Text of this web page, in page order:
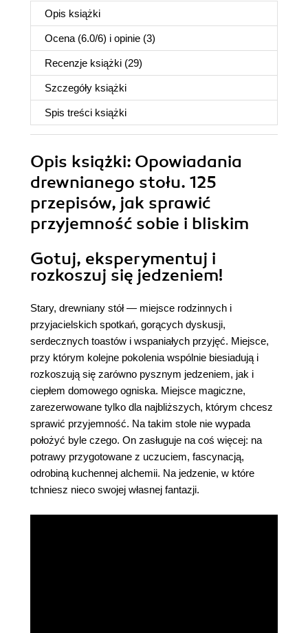
Opis książki
Ocena (6.0/6) i opinie (3)
Recenzje książki (29)
Szczegóły książki
Spis treści książki
Opis książki: Opowiadania
drewnianego stołu. 125
przepisów, jak sprawić
przyjemność sobie i bliskim
Gotuj, eksperymentuj i
rozkoszuj się jedzeniem!
Stary, drewniany stół — miejsce rodzinnych i
przyjacielskich spotkań, gorących dyskusji,
serdecznych toastów i wspaniałych przyjęć. Miejsce,
przy którym kolejne pokolenia wspólnie biesiadują i
rozkoszują się zarówno pysznym jedzeniem, jak i
ciepłem domowego ogniska. Miejsce magiczne,
zarezerwowane tylko dla najbliższych, którym chcesz
sprawić przyjemność. Na takim stole nie wypada
położyć byle czego. On zasługuje na coś więcej: na
potrawy przygotowane z uczuciem, fascynacją,
odrobiną kuchennej alchemii. Na jedzenie, w które
tchniesz nieco swojej własnej fantazji.